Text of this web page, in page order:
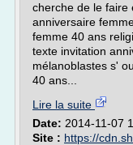
cherche de le faire
anniversaire
femme 40 ans
texte invitation
mélanoblastes s'
40 ans...
Lire la suite
Date: 2014-11-07
Site : https://